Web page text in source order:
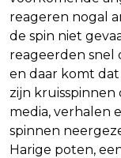
reageren nogal
de spin niet
reageerden snel
en daar komt dat
zijn kruisspinnen
media, verhalen
spinnen
Harige poten,